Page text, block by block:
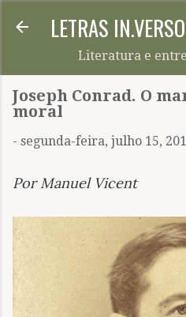
Pular para o
LETRAS
Literatura e
Joseph Conrad. O
moral
- segunda-feira, julho 15,
Por Manuel Vicent